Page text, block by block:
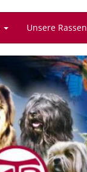
Unsere Rassen